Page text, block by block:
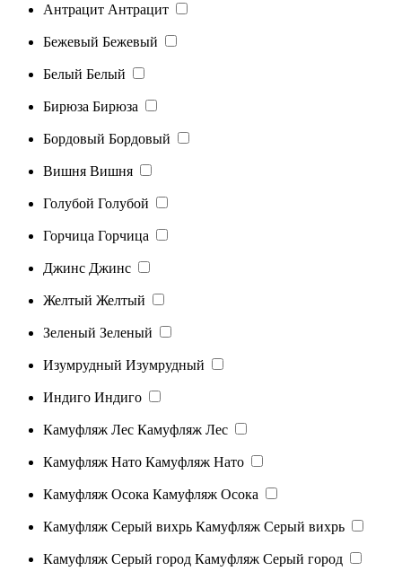
Антрацит Антрацит
Бежевый Бежевый
Белый Белый
Бирюза Бирюза
Бордовый Бордовый
Вишня Вишня
Голубой Голубой
Горчица Горчица
Джинс Джинс
Желтый Желтый
Зеленый Зеленый
Изумрудный Изумрудный
Индиго Индиго
Камуфляж Лес Камуфляж Лес
Камуфляж Нато Камуфляж Нато
Камуфляж Осока Камуфляж Осока
Камуфляж Серый вихрь Камуфляж Серый вихрь
Камуфляж Серый город Камуфляж Серый город